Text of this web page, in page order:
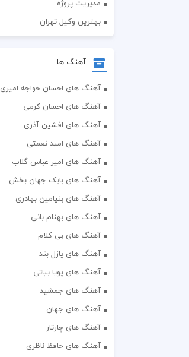
مدیریت پروژه
بهترین وکیل تهران
آهنگ ها
آهنگ های احسان خواجه امیری
آهنگ های احسان کرمی
آهنگ های افشین آذری
آهنگ های امید نعمتی
آهنگ های امیر عباس گلاب
آهنگ های بابک جهان بخش
آهنگ های بنیامین بهادری
آهنگ های بهنام بانی
آهنگ های بی کلام
آهنگ های پازل بند
آهنگ های پویا بیاتی
آهنگ های جمشید
آهنگ های جهان
آهنگ های چارتار
آهنگ های حافظ ناظری